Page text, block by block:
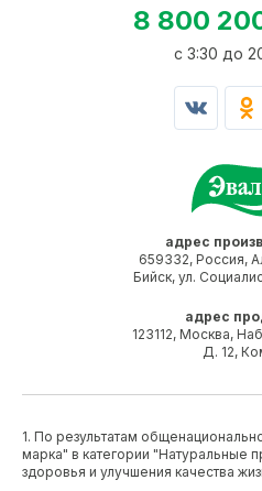
адрес
659332, Россия,
Бийск, ул.
адрес
123112, Москва,
Д. 12,
8 800
c 3:30 до
1. По результатам
марка" в категории "Натуральные
здоровья и улучшения качества